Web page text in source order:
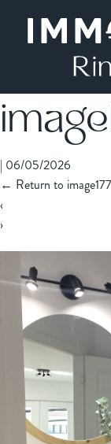
| 06/05/2026
← Return to
‹
›